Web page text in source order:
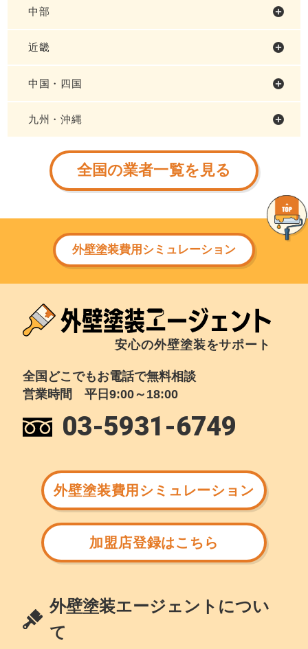
中部
近畿
中国・四国
九州・沖縄
全国の業者一覧を見る
外壁塗装費用シミュレーション
安心の外壁塗装をサポート
全国どこでもお電話で無料相談
営業時間 平日9:00～18:00
03-5931-6749
外壁塗装費用シミュレーション
加盟店登録はこちら
外壁塗装エージェントについ
て